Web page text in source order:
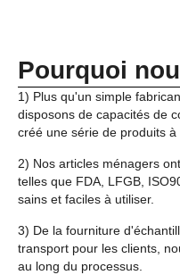
Pourquoi
1) Plus qu'un simple
disposons de capacités de
créé une série de produits
2) Nos articles ménagers
telles que FDA, LFGB,
sains et faciles à utiliser.
3) De la fourniture
transport pour les clients,
au long du processus.